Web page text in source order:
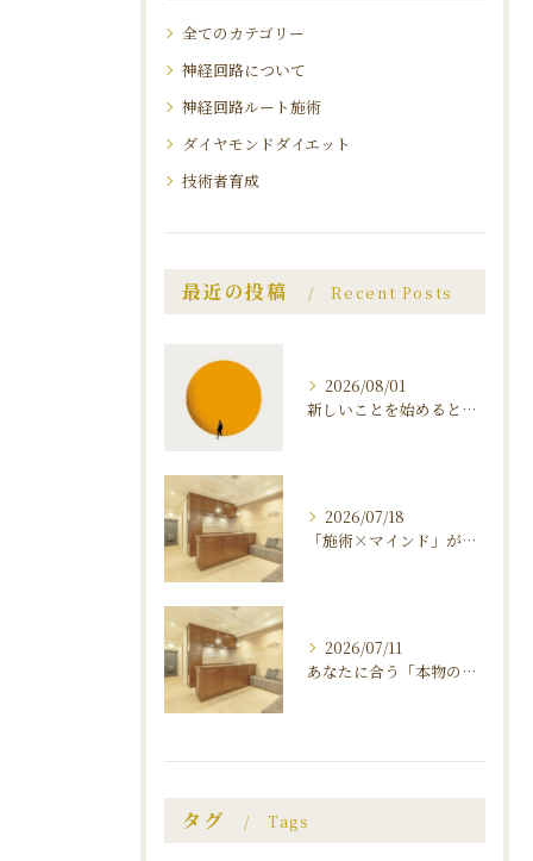
全てのカテゴリー
神経回路について
神経回路ルート施術
ダイヤモンドダイエット
技術者育成
最近の投稿 Recent Posts
2026/08/01
新しいことを始めると、 不安と恐怖が襲ってくる理由 〜マインドを知ることがダイエット 成功のカギ〜
2026/07/18
「施術×マインド」が叶える、ダイヤモンドダイエットの秘密
2026/07/11
あなたに合う「本物のエステサロン」の見つけ方
タグ Tags